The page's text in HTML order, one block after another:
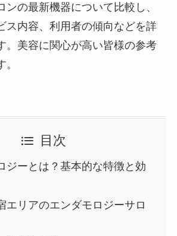
ンの最新機器について比較し、
ス内容、利用者の傾向などを詳
。美容に関心が高い皆様の参考
目次
ジーとは？基本的な特徴と効
エリアのエンダモロジーサロ